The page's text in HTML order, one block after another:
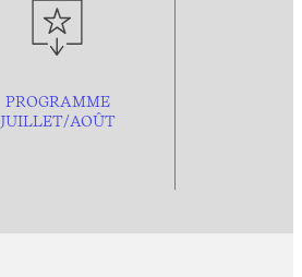
PROGRAMME
JUILLET/AOÛT